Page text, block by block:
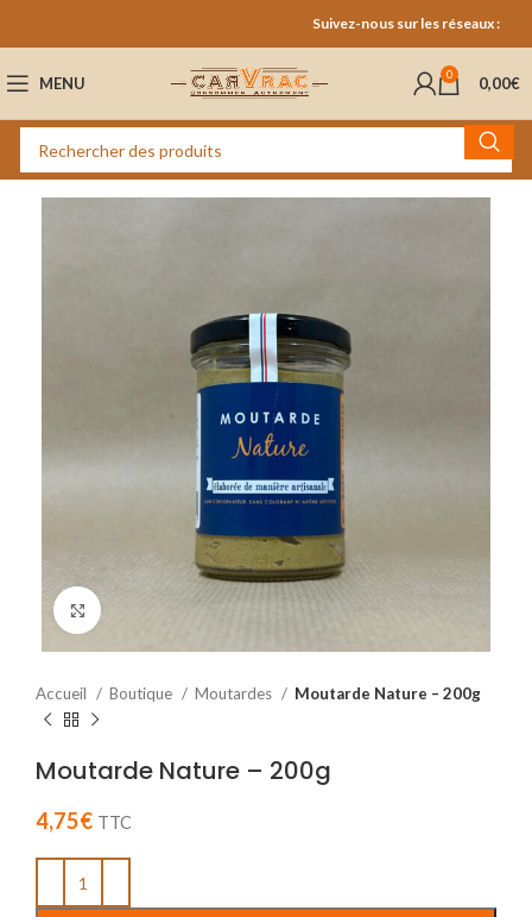
Suivez-nous sur les réseaux :
MENU 0 0,00€
Accueil Boutique Moutardes Moutarde Nature – 200g
Moutarde Nature – 200g
4,75€ TTC